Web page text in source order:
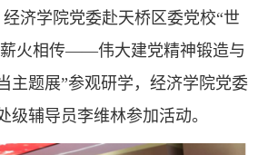
济学院党委赴天桥区委党校“世
火相传——伟大建党精神锻造与
主题展”参观研学，经济学院党委
级辅导员李维林参加活动。